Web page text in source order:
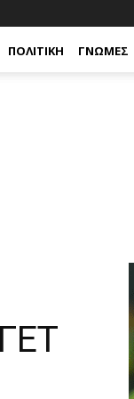
ΠΟΛΙΤΙΚΉ ΓΝΏΜΕΣ